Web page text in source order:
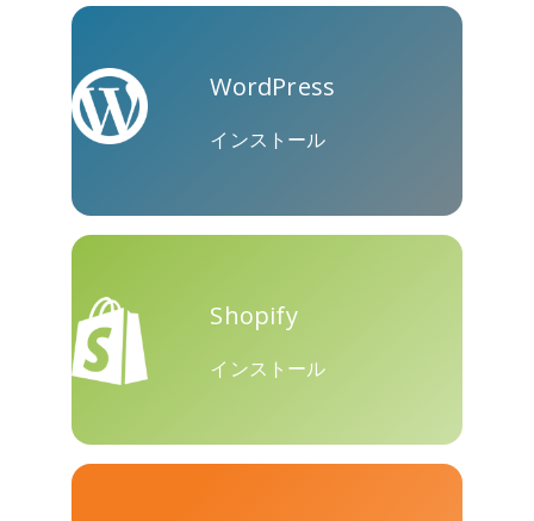
クーアッ
プ
Microsoft
Teams
Nextdoor 展望
WordPress
インストール
Shopify
インストール